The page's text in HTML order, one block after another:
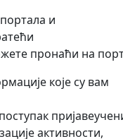
и
пронаћи на
које су вам
активности,